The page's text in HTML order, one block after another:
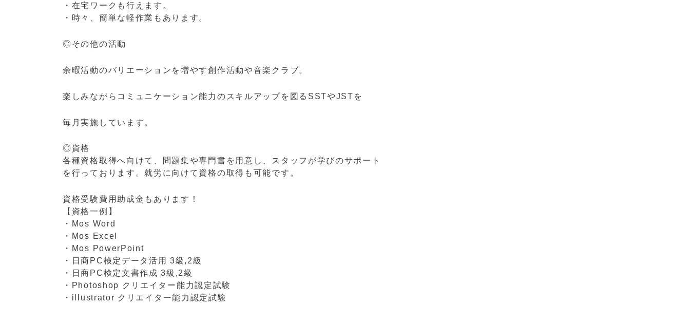
・在宅ワークも行えます。
・時々、簡単な軽作業もあります。
◎その他の活動
余暇活動のバリエーションを増やす創作活動や音楽クラブ。
楽しみながらコミュニケーション能力のスキルアップを図るSSTやJSTを
毎月実施しています。
◎資格
各種資格取得へ向けて、問題集や専門書を用意し、スタッフが学びのサポート
を行っております。就労に向けて資格の取得も可能です。
資格受験費用助成金もあります！
【資格一例】
・Mos Word
・Mos Excel
・Mos PowerPoint
・日商PC検定データ活用 3級,2級
・日商PC検定文書作成 3級,2級
・Photoshop クリエイター能力認定試験
・illustrator クリエイター能力認定試験